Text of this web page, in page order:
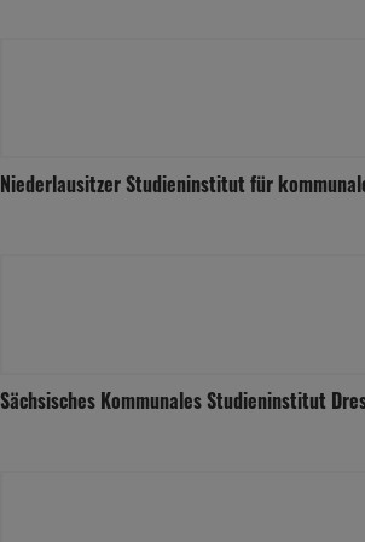
Niederlausitzer Studieninstitut für
Sächsisches Kommunales Studieninstitut